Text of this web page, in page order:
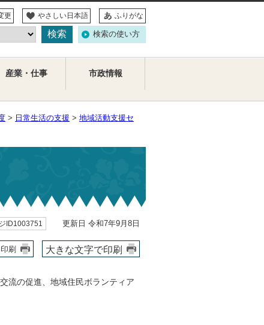
更 やさしい日本語 ふりがな
検索の使い方
産業・仕事 市政情報
> 日常生活の支援 > 地域活動支援セ
ID1003751 更新日 令和7年9月8日
印刷 大きな文字で印刷
流の促進、地域住民ボランティア